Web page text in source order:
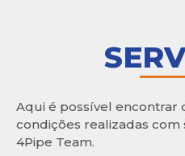
Aqui é possível encontrar
condições realizadas
4Pipe Team.